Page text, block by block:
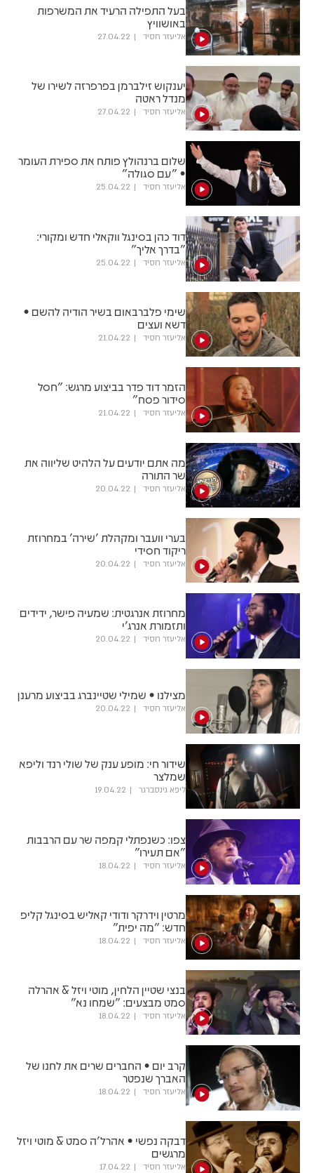
בעל התפילה הרעיד את המשרפות
באושוויץ
אליעזר חסיד 27.04.22
יענקוש זילברמן בפרפרזה לשירו של
מנדל ראטה
אליעזר חסיד 27.04.22
שלום ברנהולץ פותח את ספירת העומר
• "עם סגולה"
אליעזר חסיד 25.04.22
דוד כהן בסינגל ווקאלי חדש ומקורי:
"בדרך אליך"
אליעזר חסיד 25.04.22
שימי פלברבאום בשיר הודיה להשם •
דשא ועצים
אליעזר חסיד 21.04.22
הזמר דוד פדר בביצוע מרגש: "חסל
סידור פסח"
אליעזר חסיד 21.04.22
מה אתם יודעים על הלהיט שליווה את
שר התורה
אליעזר חסיד 20.04.22
בערי וועבר ומקהלת 'שירה' במחרוזת
ריקוד חסידי
אליעזר חסיד 20.04.22
מחרוזת אנרגטית: שמעיה פישר, ידידים
ותזמורת אנרג'י
אליעזר חסיד 20.04.22
מצילנו • שמילי שטיינברג בביצוע מרענן
אליעזר חסיד 20.04.22
שידור חי: מופע ענק של שולי רנד וליפא
שמלצר
ליפא גינסברגר 19.04.22
צפו: כשנפתלי קמפה שר עם הרבבות
"אם תעירו"
אליעזר חסיד 18.04.22
מרטין וידרקר ודודי קאליש בסינגל קליפ
חדש: "מה יפית"
אליעזר חסיד 18.04.22
בנצי שטיין הלחין, מוטי ויזל & אהרלה
סמט מבצעים: "שמחו נא"
אליעזר חסיד 18.04.22
קרב יום • החברים שרים את לחנו של
האברך שנפטר
אליעזר חסיד 18.04.22
דבקה נפשי • אהרל'ה סמט & מוטי ויזל
מרגשים
אליעזר חסיד 17.04.22